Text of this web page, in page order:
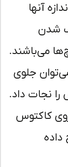
جلوی
داد.
کاکتوس